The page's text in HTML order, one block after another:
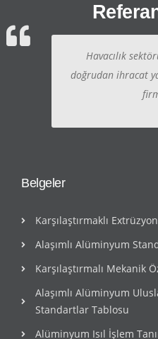
Havacılık
doğrudan ihracat
Belgeler
Karşılaştırmaklı
Alaşımlı Alüminyum
Karşılaştırmalı Mekanik
Alaşımlı Alüminyum
Standartlar Tablosu
Alüminyum Isıl İşlem